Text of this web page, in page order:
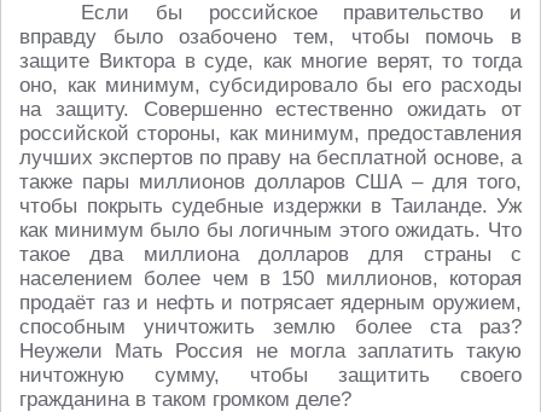
Если бы российское правительство и
вправду было озабочено тем, чтобы помочь в
защите Виктора в суде, как многие верят, то тогда
оно, как минимум, субсидировало бы его расходы
на защиту. Совершенно естественно ожидать от
российской стороны, как минимум, предоставления
лучших экспертов по праву на бесплатной основе, а
также пары миллионов долларов США – для того,
чтобы покрыть судебные издержки в Таиланде. Уж
как минимум было бы логичным этого ожидать. Что
такое два миллиона долларов для страны с
населением более чем в 150 миллионов, которая
продаёт газ и нефть и потрясает ядерным оружием,
способным уничтожить землю более ста раз?
Неужели Мать Россия не могла заплатить такую
ничтожную сумму, чтобы защитить своего
гражданина в таком громком деле?